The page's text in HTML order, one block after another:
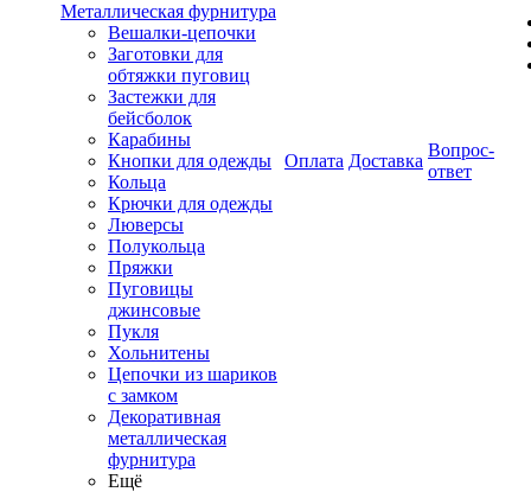
Металлическая фурнитура
Вешалки-цепочки
Заготовки для
обтяжки пуговиц
Застежки для
бейсболок
Карабины
Кнопки для одежды
Кольца
Крючки для одежды
Люверсы
Полукольца
Пряжки
Пуговицы
джинсовые
Пукля
Хольнитены
Цепочки из шариков
с замком
Декоративная
металлическая
фурнитура
Ещё
Оплата Доставка
Вопрос-
ответ